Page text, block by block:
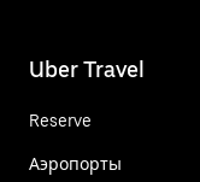
Uber Travel
Reserve
Аэропорты